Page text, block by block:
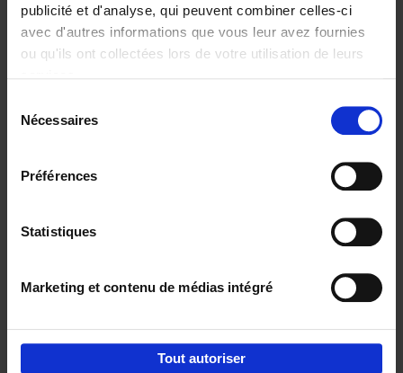
publicité et d'analyse, qui peuvent combiner celles-ci
avec d'autres informations que vous leur avez fournies
ou qu'ils ont collectées lors de votre utilisation de leurs
Nécessaires
Préférences
Statistiques
Marketing et contenu de médias intégré
Tout autoriser
€29,
Digital marketing like a PRO -
completely revised edition (EN)